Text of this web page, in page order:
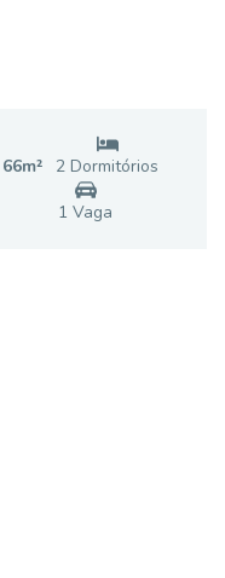
66m² 2 Dormitórios
1 Vaga